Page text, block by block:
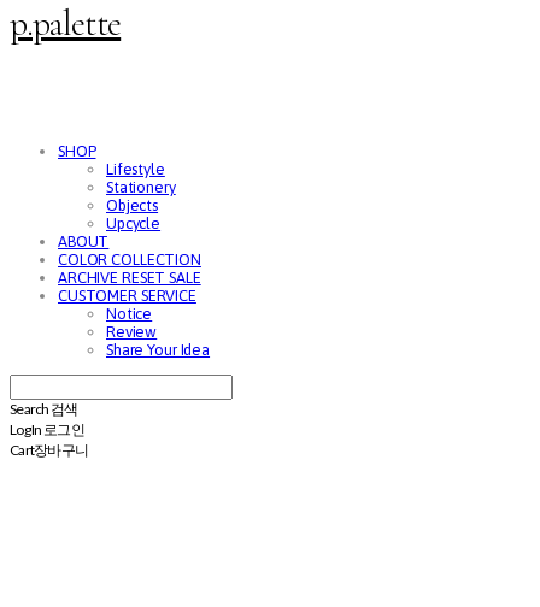
p.palette
SHOP
Lifestyle
Stationery
Objects
Upcycle
ABOUT
COLOR COLLECTION
ARCHIVE RESET SALE
CUSTOMER SERVICE
Notice
Review
Share Your Idea
Search 검색
Log In 로그인
Cart장바구니